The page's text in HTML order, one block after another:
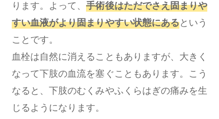
ります。よって、手術後はただでさえ固まりや
すい血液がより固まりやすい状態にあるという
ことです。
血栓は自然に消えることもありますが、大きく
なって下肢の血流を塞ぐこともあります。こう
なると、下肢のむくみやふくらはぎの痛みを生
じるようになります。